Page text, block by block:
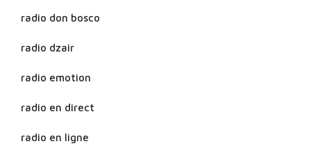
radio don bosco
radio dzair
radio emotion
radio en direct
radio en ligne